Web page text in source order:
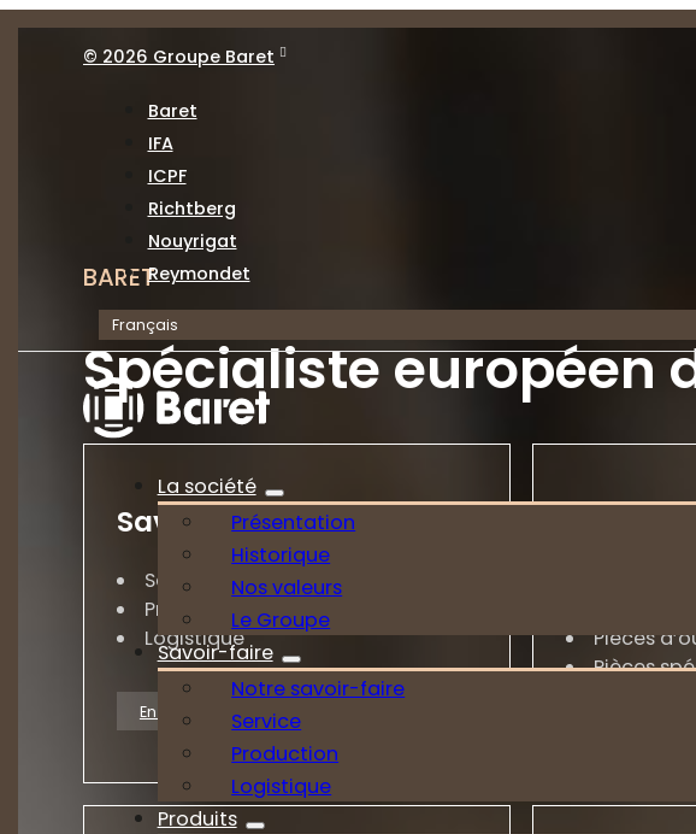
© 2026 Groupe Baret
Baret
IFA
ICPF
Richtberg
Nouyrigat
Reymondet
Français
La société
Présentation
Historique
Nos valeurs
Le Groupe
Savoir-faire
Notre savoir-faire
Service
Production
Logistique
Produits
BARET
Spécialiste européen
Savoir-faire
Service
Production
Logistique
En savoir plus
Pièces
Pièces